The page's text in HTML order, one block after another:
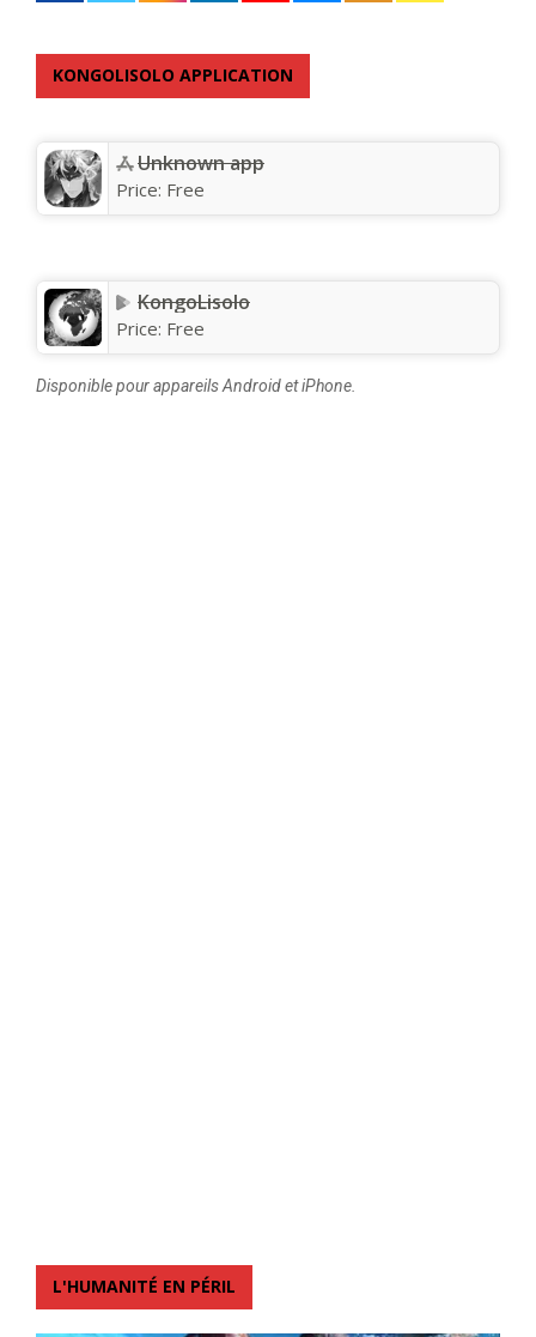
KONGOLISOLO APPLICATION
Unknown app
Price: Free
KongoLisolo
Price: Free
Disponible pour appareils Android et iPhone.
L'HUMANITÉ EN PÉRIL